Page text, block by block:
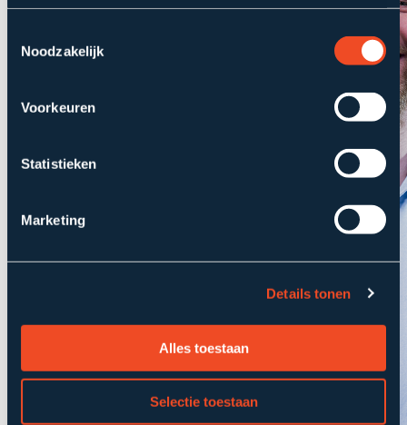
Noodzakelijk
Voorkeuren
Statistieken
Marketing
Details tonen
Alles toestaan
Selectie toestaan